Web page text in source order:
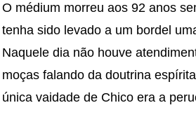
O médium morreu aos 92 anos
tenha sido levado a um bordel
Naquele dia não houve
moças falando da doutrina
única vaidade de Chico era a